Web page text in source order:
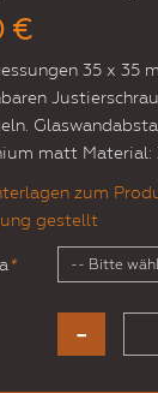
€
35 x 35
matt Material:
zum
gestellt
*